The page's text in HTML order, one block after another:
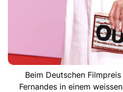
Beim Deutschen
Fernandes in einem